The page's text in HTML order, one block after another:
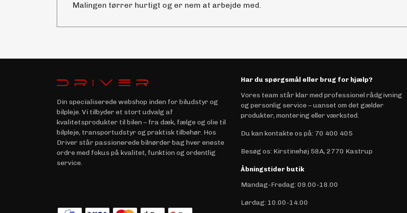
Malingen tørrer hurtigt og er nem at arbejde med.
Din specialiserede webshop inden for biludstyr og
bilpleje. Vi tilbyder et stort udvalg af
kvalitetsprodukter til bilen – fra dæk, fælge og olie til
bilpleje, transportudstyr og praktisk tilbehør. Hos
Driver står passionerede bilnørder bag hver eneste
ordre med fokus på kvalitet, funktion og ordentlig
service.
Har du spørgsmål eller brug for hjælp?
Vores team står klar med professionel rådgivning
og personlig service – uanset om det gælder
produkter, montering eller værksted.
Du kan kontakte os på: 70 400 405
Besøg os: Kirstinehøj 58A, 2770 Kastrup
Åbningstider butik
Mandag-Fredag: 09.00-18.00
Lørdag: 10.00-14.00